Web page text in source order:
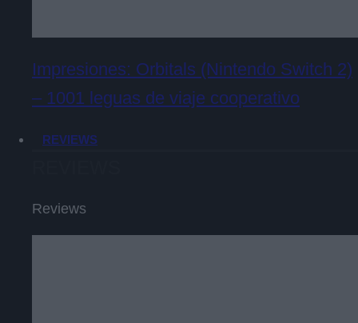
Impresiones: Orbitals (Nintendo Switch 2)
– 1001 leguas de viaje cooperativo
REVIEWS
Reviews